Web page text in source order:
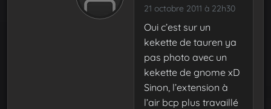
21 octobre 2011 à 22h30
Oui c’est sur un
kekette de tauren ya
pas photo avec un
kekette de gnome xD
Sinon, l’extension à
l’air bcp plus travaillé